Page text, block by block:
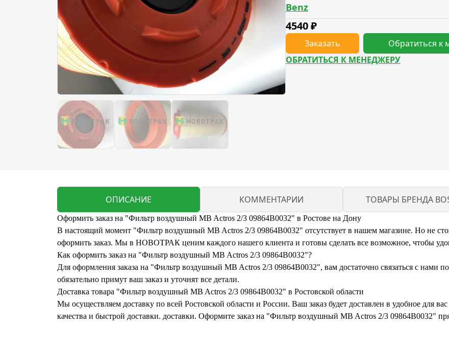
Benz
4540₽
Заказать
Обратиться к
ОБРАТИТЬСЯ К МЕНЕДЖЕРУ
ОПИСАНИЕ КОММЕНТАРИИ ТОВАРЫ БРЕНДА
Оформить заказ на "Фильтр воздушный MB Actros 2/3 09864B0032" в Ростове на Дону
В настоящий момент "Фильтр воздушный MB Actros 2/3 09864B0032" отсутствует в нашем магазине. Но не
оформить заказ. Мы в НОВОТРАК ценим каждого нашего клиента и готовы сделать все возможное, чтобы
Как оформить заказ на "Фильтр воздушный MB Actros 2/3 09864B0032"?
Для оформления заказа на "Фильтр воздушный MB Actros 2/3 09864B0032", вам достаточно связаться с нами
обязательно примут ваш заказ и уточнят все детали.
Доставка товара "Фильтр воздушный MB Actros 2/3 09864B0032" в Ростовской области
Мы осуществляем доставку по всей Ростовской области и России. Ваш заказ будет доставлен в удобное для
качества и быстрой доставки. доставки. Оформите заказ на "Фильтр воздушный MB Actros 2/3 09864B0032"